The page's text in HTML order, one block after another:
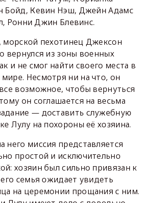
Бойд, Кевин Нэш, Джейн Адамс
Ронни Джин Блевинс.
морской пехотинец Джексон
вернулся из зоны военных
и не смог найти своего места в
Несмотря ни на что, он
возможное, чтобы вернуться
он соглашается на весьма
— доставить служебную
Лулу на похороны её хозяина.
него миссия представляется
простой и исключительно
хозяин был сильно привязан к
семья ожидает увидеть
на церемонии прощания с ним.